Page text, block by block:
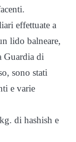
effettuate a
lido balneare,
Guardia di
sono stati
e varie
di hashish e